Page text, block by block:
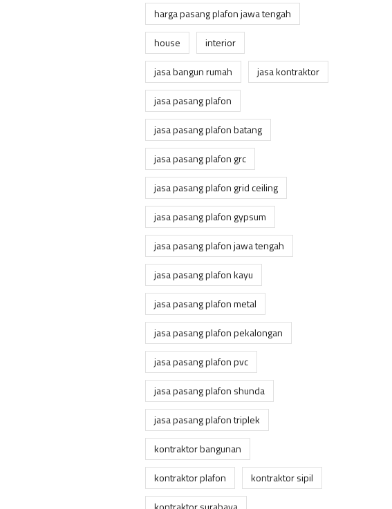
harga pasang plafon jawa tengah
house
interior
jasa bangun rumah
jasa kontraktor
jasa pasang plafon
jasa pasang plafon batang
jasa pasang plafon grc
jasa pasang plafon grid ceiling
jasa pasang plafon gypsum
jasa pasang plafon jawa tengah
jasa pasang plafon kayu
jasa pasang plafon metal
jasa pasang plafon pekalongan
jasa pasang plafon pvc
jasa pasang plafon shunda
jasa pasang plafon triplek
kontraktor bangunan
kontraktor plafon
kontraktor sipil